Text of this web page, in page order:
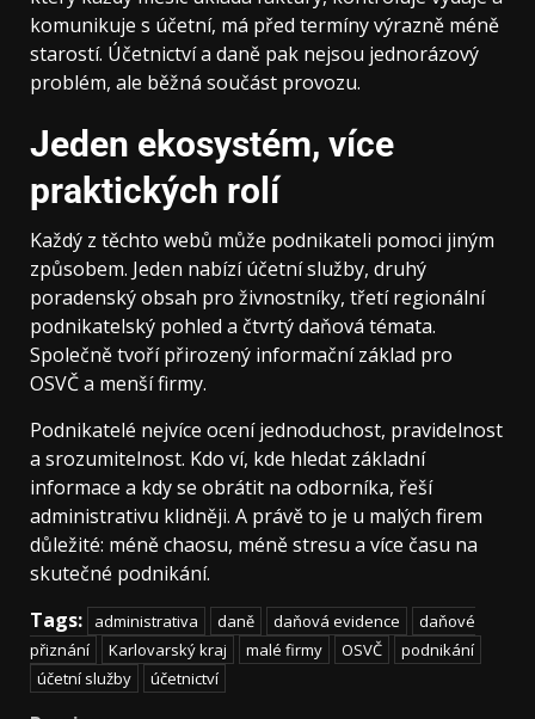
komunikuje s účetní, má před termíny výrazně méně
starostí. Účetnictví a daně pak nejsou jednorázový
problém, ale běžná součást provozu.
Jeden ekosystém, více
praktických rolí
Každý z těchto webů může podnikateli pomoci jiným
způsobem. Jeden nabízí účetní služby, druhý
poradenský obsah pro živnostníky, třetí regionální
podnikatelský pohled a čtvrtý daňová témata.
Společně tvoří přirozený informační základ pro
OSVČ a menší firmy.
Podnikatelé nejvíce ocení jednoduchost, pravidelnost
a srozumitelnost. Kdo ví, kde hledat základní
informace a kdy se obrátit na odborníka, řeší
administrativu klidněji. A právě to je u malých firem
důležité: méně chaosu, méně stresu a více času na
skutečné podnikání.
Tags:
administrativa daně daňová evidence
daňové
přiznání
Karlovarský kraj malé firmy OSVČ
podnikání
účetní služby
účetnictví